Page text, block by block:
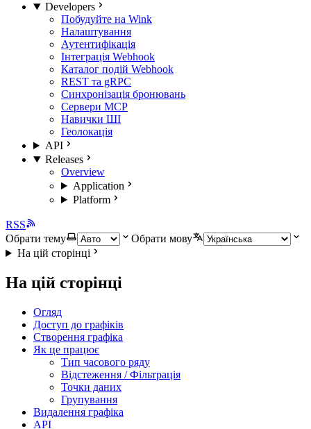
Developers
Побудуйте на Wink
Налаштування
Аутентифікація
Інтеграція Webhook
Каталог подій Webhook
REST та gRPC
Синхронізація бронювань
Сервери MCP
Навички ШІ
Геолокація
API
Releases
Overview
Application
Platform
RSS
Обрати тему
Обрати мову
На цій сторінці
На цій сторінці
Огляд
Доступ до графіків
Створення графіка
Як це працює
Тип часового ряду
Відстеження / Фільтрація
Точки даних
Групування
Видалення графіка
API